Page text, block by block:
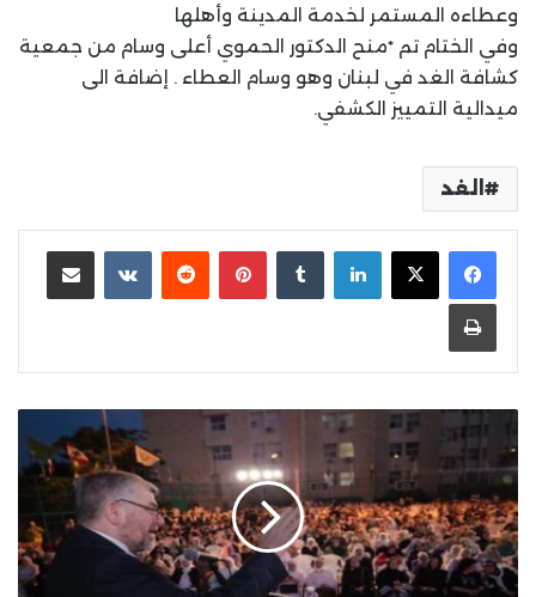
وعطاءه المستمر لخدمة المدينة وأهلها
وفي الختام تم *منح الدكتور الحموي أعلى وسام من جمعية
كشافة الغد في لبنان وهو وسام العطاء . إضافة الى
ميدالية التمييز الكشفي.
الغد
لينكدإن بينتيريست مشاركة عبر البريد
طباعة